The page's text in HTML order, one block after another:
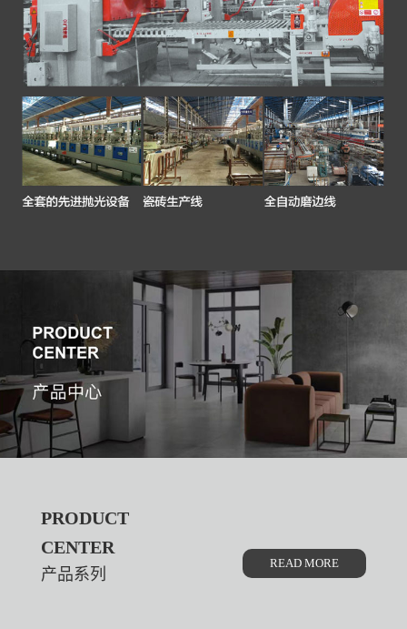
PRODUCT
CENTER
产品系列
READ MORE